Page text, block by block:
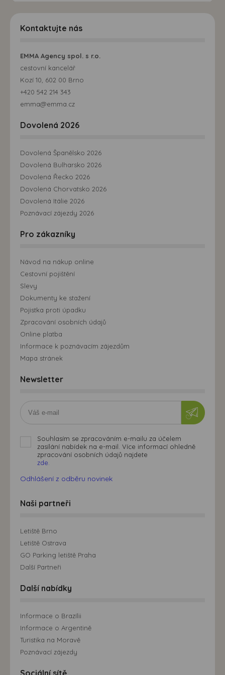
Kontaktujte nás
EMMA Agency spol. s r.o.
cestovní kancelář
Kozí 10, 602 00 Brno
+420 542 214 343
emma@emma.cz
Dovolená 2026
Dovolená Španělsko 2026
Dovolená Bulharsko 2026
Dovolená Řecko 2026
Dovolená Chorvatsko 2026
Dovolená Itálie 2026
Poznávací zájezdy 2026
Pro zákazníky
Návod na nákup online
Cestovní pojištění
Slevy
Dokumenty ke stažení
Pojistka proti úpadku
Zpracování osobních údajů
Online platba
Informace k poznávacím zájezdům
Mapa stránek
Newsletter
Souhlasím se zpracováním e-mailu za účelem
zasílání nabídek na e-mail. Více informací ohledně
zpracování osobních údajů najdete
zde.
Odhlášení z odběru novinek
Naši partneři
Letiště Brno
Letiště Ostrava
GO Parking letiště Praha
Další Partneři
Další nabídky
Informace o Brazílii
Informace o Argentině
Turistika na Moravě
Poznávací zájezdy
Sociální sítě